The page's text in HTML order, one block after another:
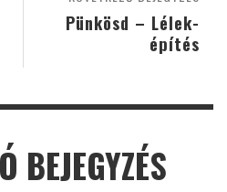
Pünkösd – Lélek-
építés
BEJEGYZÉS